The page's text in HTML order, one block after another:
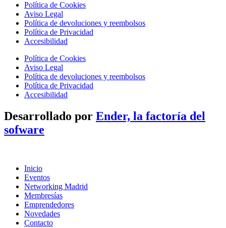
Política de Cookies
Aviso Legal
Política de devoluciones y reembolsos
Política de Privacidad
Accesibilidad
Política de Cookies
Aviso Legal
Política de devoluciones y reembolsos
Política de Privacidad
Accesibilidad
Desarrollado por Ender, la factoría del
sofware
Inicio
Eventos
Networking Madrid
Membresías
Emprendedores
Novedades
Contacto